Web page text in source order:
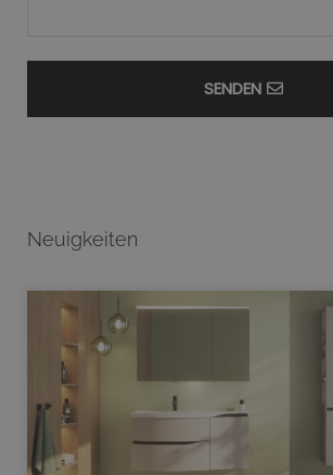
SENDEN
Neuigkeiten